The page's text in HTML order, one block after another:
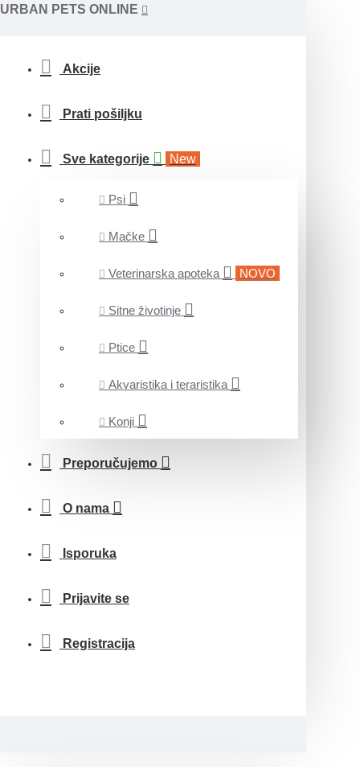
URBAN PETS ONLINE
Akcije
Prati pošiljku
Sve kategorije New
Psi
Mačke
Veterinarska apoteka NOVO
Sitne životinje
Ptice
Akvaristika i teraristika
Konji
Preporučujemo
O nama
Isporuka
Prijavite se
Registracija